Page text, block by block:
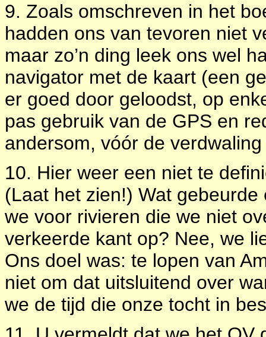
9. Zoals omschreven in het
hadden ons van tevoren niet
maar zo’n ding leek ons wel
navigator met de kaart (een
er goed door geloodst, op
pas gebruik van de GPS en
andersom, vóór de
10. Hier weer een niet te
(Laat het zien!) Wat gebeurde
we voor rivieren die we niet
verkeerde kant op? Nee, we
Ons doel was: te lopen van
niet om dat uitsluitend over
we de tijd die onze tocht in